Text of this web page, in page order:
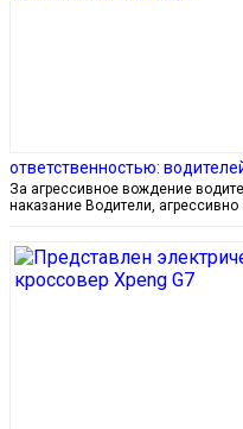
ответственностью:
За агрессивное вождение
наказание Водители, агрессивно